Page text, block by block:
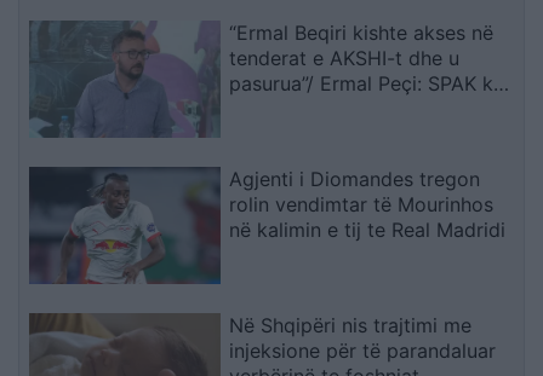
“Ermal Beqiri kishte akses në
tenderat e AKSHI-t dhe u
pasurua”/ Ermal Peçi: SPAK ka
Agjenti i Diomandes tregon
rolin vendimtar të Mourinhos
në kalimin e tij te Real Madridi
Në Shqipëri nis trajtimi me
injeksione për të parandaluar